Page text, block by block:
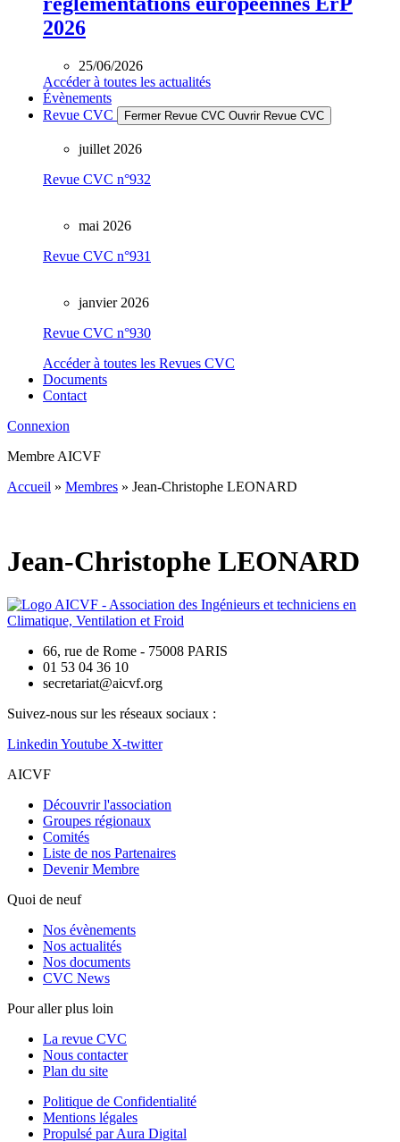
2026
25/06/2026
Accéder à toutes les actualités
Évènements
Revue CVC
Fermer Revue CVC Ouvrir Revue CVC
juillet 2026
Revue CVC n°932
mai 2026
Revue CVC n°931
janvier 2026
Revue CVC n°930
Accéder à toutes les Revues CVC
Documents
Contact
Connexion
Membre AICVF
Accueil » Membres » Jean-Christophe LEONARD
Jean-Christophe LEONARD
66, rue de Rome - 75008 PARIS
01 53 04 36 10
secretariat@aicvf.org
Suivez-nous sur les réseaux sociaux :
Linkedin Youtube X-twitter
AICVF
Découvrir l'association
Groupes régionaux
Comités
Liste de nos Partenaires
Devenir Membre
Quoi de neuf
Nos évènements
Nos actualités
Nos documents
CVC News
Pour aller plus loin
La revue CVC
Nous contacter
Plan du site
Politique de Confidentialité
Mentions légales
Propulsé par Aura Digital